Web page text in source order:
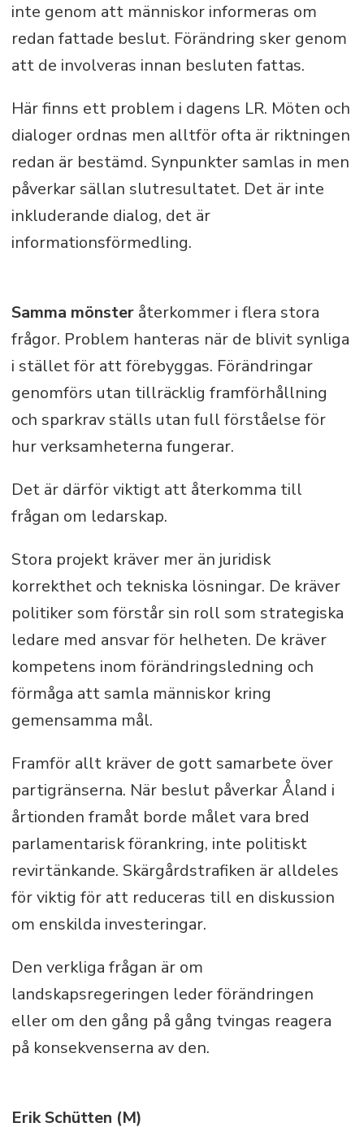
inte genom att människor informeras om
redan fattade beslut. Förändring sker genom
att de involveras innan besluten fattas.
Här finns ett problem i dagens LR. Möten och
dialoger ordnas men alltför ofta är riktningen
redan är bestämd. Synpunkter samlas in men
påverkar sällan slutresultatet. Det är inte
inkluderande dialog, det är
informationsförmedling.
Samma mönsteråterkommer i flera stora
frågor. Problem hanteras när de blivit synliga
i stället för att förebyggas. Förändringar
genomförs utan tillräcklig framförhållning
och sparkrav ställs utan full förståelse för
hur verksamheterna fungerar.
Det är därför viktigt att återkomma till
frågan om ledarskap.
Stora projekt kräver mer än juridisk
korrekthet och tekniska lösningar. De kräver
politiker som förstår sin roll som strategiska
ledare med ansvar för helheten. De kräver
kompetens inom förändringsledning och
förmåga att samla människor kring
gemensamma mål.
Framför allt kräver de gott samarbete över
partigränserna. När beslut påverkar Åland i
årtionden framåt borde målet vara bred
parlamentarisk förankring, inte politiskt
revirtänkande. Skärgårdstrafiken är alldeles
för viktig för att reduceras till en diskussion
om enskilda investeringar.
Den verkliga frågan är om
landskapsregeringen leder förändringen
eller om den gång på gång tvingas reagera
på konsekvenserna av den.
Erik Schütten (M)